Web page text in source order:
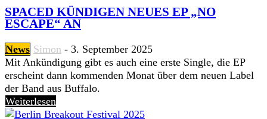
SPACED KÜNDIGEN NEUES EP „NO
ESCAPE“ AN
News Simon - 3. September 2025
Mit Ankündigung gibt es auch eine erste Single, die EP
erscheint dann kommenden Monat über dem neuen Label
der Band aus Buffalo.
Weiterlesen